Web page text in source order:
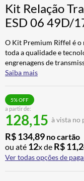
Kit Relação
ESD 06 49D/
O Kit Premium Riffel é
toda a qualidade e
engrenagens de
Saiba mais
a partir de:
128,15 à vista no
5% OFF
R$134,89 no cartão
ou até 12x de R$11,
Ver todas opções de
º LUVA
6º BAU
7º ALPINESTAR
8º CALÇA
9º BOTAS
10º